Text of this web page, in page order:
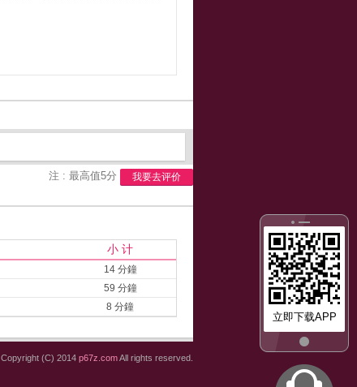
立即下载APP
注 : 最高值5分 我要去评价
小 计
14 分鐘
59 分鐘
8 分鐘
Copyright (C) 2014 p67z.comAll rights reserved.